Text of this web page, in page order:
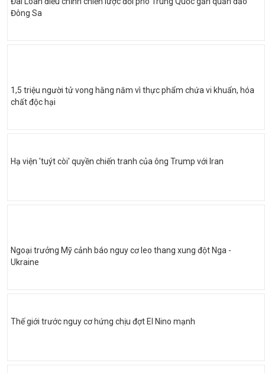
Đông Sa
1,5 triệu người tử vong hằng năm vì thực phẩm chứa vi khuẩn, hóa
chất độc hại
Hạ viện 'tuýt còi' quyền chiến tranh của ông Trump với Iran
Ngoại trưởng Mỹ cảnh báo nguy cơ leo thang xung đột Nga -
Ukraine
Thế giới trước nguy cơ hứng chịu đợt El Nino mạnh